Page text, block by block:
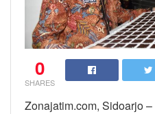
0
SHARES
Zonajatim.com, Sidoarjo